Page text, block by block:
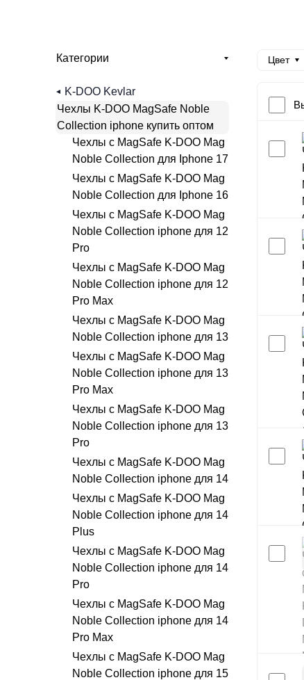
Категории
K-DOO Kevlar
Чехлы K-DOO MagSafe Noble
Collection iphone купить оптом
Чехлы с MagSafe K-DOO Mag
Noble Collection для Iphone 17
Чехлы с MagSafe K-DOO Mag
Noble Collection для Iphone 16
Чехлы с MagSafe K-DOO Mag
Noble Collection iphone для 12
Pro
Чехлы с MagSafe K-DOO Mag
Noble Collection iphone для 12
Pro Max
Чехлы с MagSafe K-DOO Mag
Noble Collection iphone для 13
Чехлы с MagSafe K-DOO Mag
Noble Collection iphone для 13
Pro Max
Чехлы с MagSafe K-DOO Mag
Noble Collection iphone для 13
Pro
Чехлы с MagSafe K-DOO Mag
Noble Collection iphone для 14
Чехлы с MagSafe K-DOO Mag
Noble Collection iphone для 14
Plus
Чехлы с MagSafe K-DOO Mag
Noble Collection iphone для 14
Pro
Чехлы с MagSafe K-DOO Mag
Noble Collection iphone для 14
Pro Max
Чехлы с MagSafe K-DOO Mag
Noble Collection iphone для 15
Цвет